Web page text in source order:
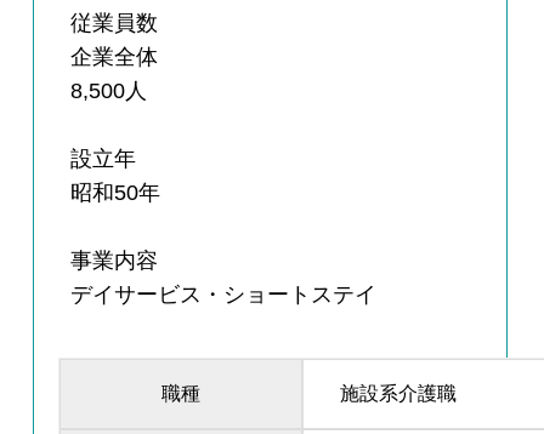
従業員数
企業全体
8,500人
設立年
昭和50年
事業内容
デイサービス・ショートステイ
職種 施設系介護職